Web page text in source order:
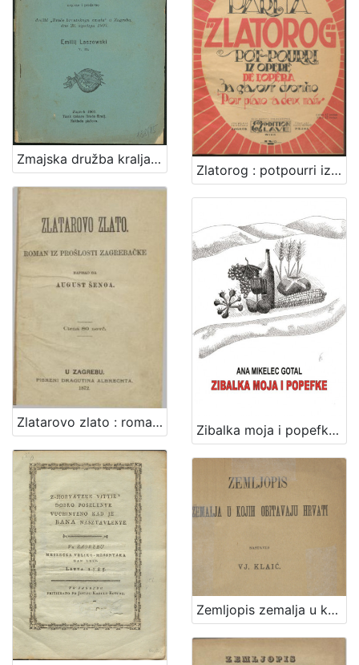
Zmajska družba kralja Sigismunda / napisao i predavao družbi "Braće hrvatskoga zmaja" u Zagrebu, dne 23. siječnja 1907. Emilij Laszowski
Zlatorog : potpourri iz opere : za glasovir dvoručno / Viktor Parma
Zlatarovo zlato : roman iz prošlosti zagrebačke / napisao ga August Šenoa
Zibalka moja i popefke / Ana Mikelec Gotal
Zemljopis zemalja u kojih obitavaju Hrvati / sastavio Vj. Klaić